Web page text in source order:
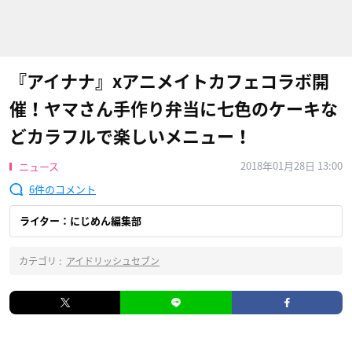
『アイナナ』xアニメイトカフェコラボ開
催！ヤマさん手作り弁当に七色のケーキな
どカラフルで楽しいメニュー！
ニュース
2018年01月28日 13:00
6
ライター：にじめん編集部
カテゴリ : アイドリッシュセブン